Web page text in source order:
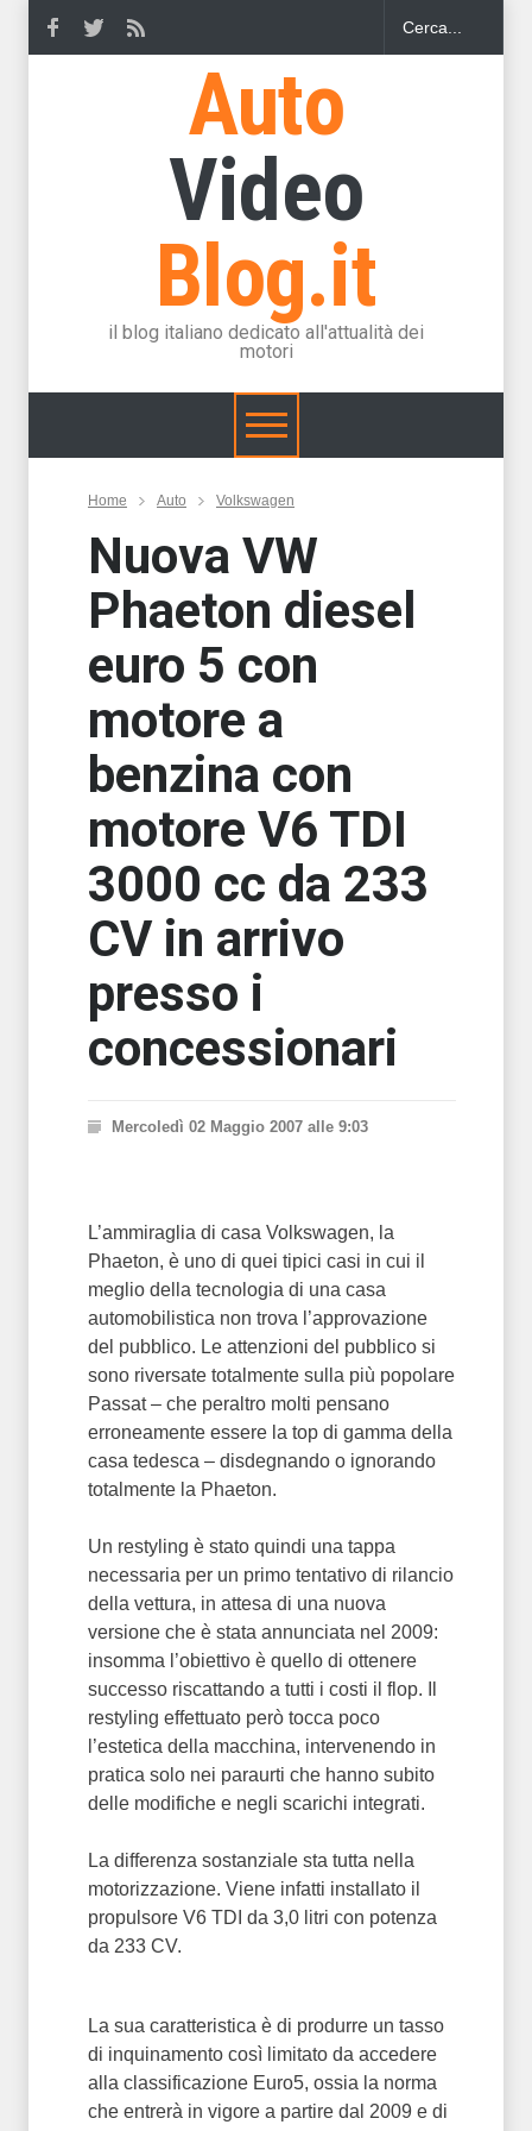
Auto
Video
Blog.it
il blog italiano dedicato all'attualità dei
motori
Home Auto Volkswagen
Nuova VW
Phaeton diesel
euro 5 con
motore a
benzina con
motore V6 TDI
3000 cc da 233
CV in arrivo
presso i
concessionari
Mercoledì 02 Maggio 2007 alle 9:03
L’ammiraglia di casa Volkswagen, la
Phaeton, è uno di quei tipici casi in cui il
meglio della tecnologia di una casa
automobilistica non trova l’approvazione
del pubblico. Le attenzioni del pubblico si
sono riversate totalmente sulla più popolare
Passat – che peraltro molti pensano
erroneamente essere la top di gamma della
casa tedesca – disdegnando o ignorando
totalmente la Phaeton.
Un restyling è stato quindi una tappa
necessaria per un primo tentativo di rilancio
della vettura, in attesa di una nuova
versione che è stata annunciata nel 2009:
insomma l’obiettivo è quello di ottenere
successo riscattando a tutti i costi il flop. Il
restyling effettuato però tocca poco
l’estetica della macchina, intervenendo in
pratica solo nei paraurti che hanno subito
delle modifiche e negli scarichi integrati.
La differenza sostanziale sta tutta nella
motorizzazione. Viene infatti installato il
propulsore V6 TDI da 3,0 litri con potenza
da 233 CV.
La sua caratteristica è di produrre un tasso
di inquinamento così limitato da accedere
alla classificazione Euro5, ossia la norma
che entrerà in vigore a partire dal 2009 e di